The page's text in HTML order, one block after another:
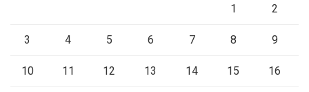
1 2
3 4 5 6 7 8 9
10 11 12 13 14 15 16